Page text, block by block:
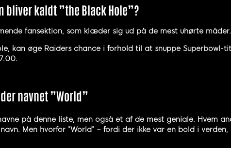
bliver kaldt ”the Black Hole”?
fansektion, som klæder sig ud på de mest uhørte
kan øge Raiders chance i forhold til at snuppe Superbowl-
navnet ”World”
på denne liste, men også et af de mest geniale. Hvem
Men hvorfor ”World” – fordi der ikke var en bold i